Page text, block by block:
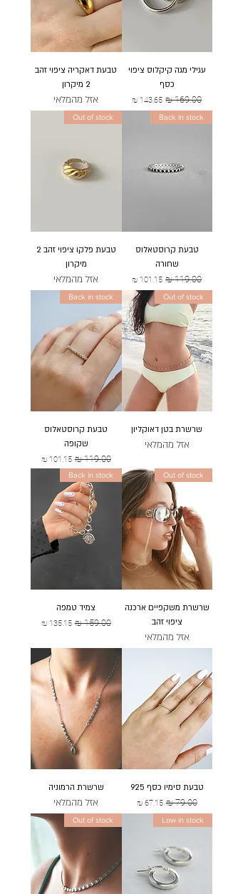
עגילי מגה קיקלוס ציפוי
כסף
מחיר רגיל‏169.00 ‏₪ מחיר מבצע
טבעת דאקריה ציפוי זהב
2 מיקרון
אזל מהמלאי
Back in stock
טבעת קרוסטאלוס
שחורה
מחיר רגיל‏119.00 ‏₪ מחיר מבצע
Out of stock
טבעת פלקו ציפוי זהב 2
מיקרון
אזל מהמלאי
Out of stock
שרשרת בטן דאוקליון
אזל מהמלאי
Back in stock
טבעת קרוסטאלוס
שקופה
מחיר רגיל‏119.00 ‏₪ מחיר מבצע‏101.15 ‏₪
Out of stock
שרשרת משקפיים ארכנה
ציפוי זהב
אזל מהמלאי
Back in stock
צמיד טמפה
מחיר רגיל‏159.00 ‏₪ מחיר מבצע‏135.15 ‏₪
טבעת סימיו כסף 925
מחיר רגיל‏79.00 ‏₪ מחיר מבצע‏67.15 ‏₪
שרשרת הרמוניה
אזל מהמלאי
Low in stock
Out of stock